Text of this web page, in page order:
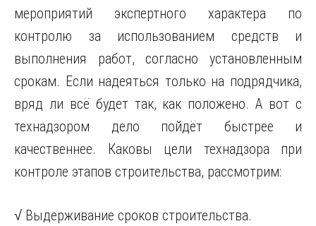
мероприятий экспертного характера по
контролю за использованием средств и
выполнения работ, согласно установленным
срокам. Если надеяться только на подрядчика,
вряд ли всё будет так, как положено. А вот с
технадзором дело пойдёт быстрее и
качественнее. Каковы цели технадзора при
контроле этапов строительства, рассмотрим:
√ Выдерживание сроков строительства.